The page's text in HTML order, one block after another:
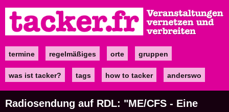
zum
Inhalt
Maintermine regelmäßiges orte gruppen
was ist tacker? tags how to tacker anderswo
Radiosendung auf RDL: "ME/CFS - Eine